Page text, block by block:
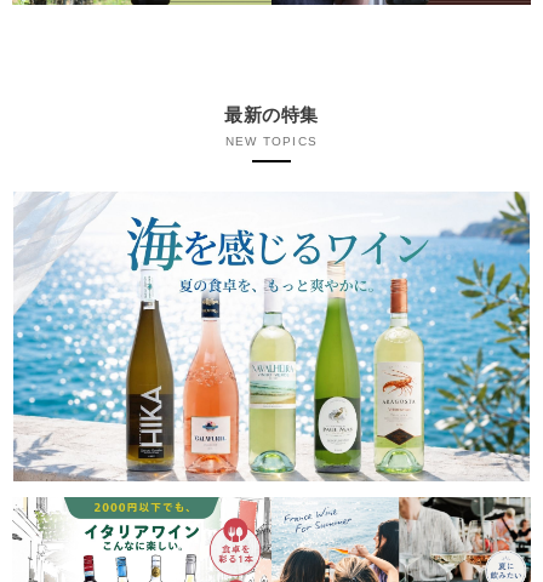
最新の特集
NEW TOPICS